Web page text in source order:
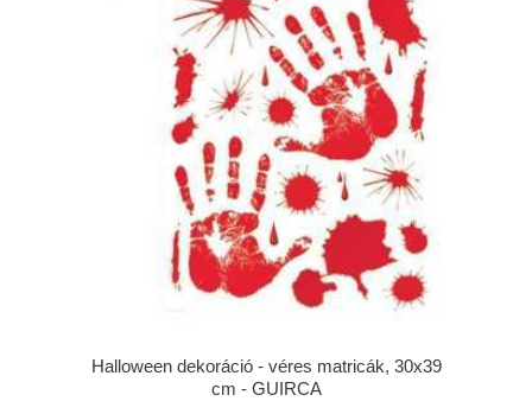
Halloween dekoráció - véres matricák, 30x39
cm - GUIRCA